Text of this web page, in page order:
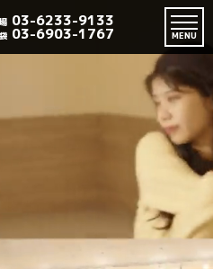
03-6233-9133
03-6903-1767 MENU